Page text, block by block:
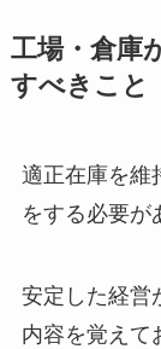
工場・倉庫
すべきこと
適正在庫を維
をする必要が
安定した経営
内容を覚えて